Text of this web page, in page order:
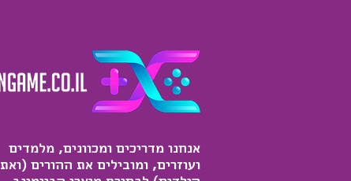
אנחנו מדריכים ומכוונים, מלמדים
ועוזרים, ומובילים את ההורים (ואת